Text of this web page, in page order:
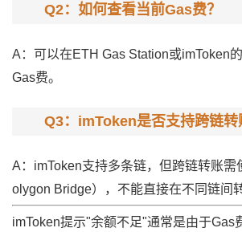
Q2：如何查看当前Gas费？
A：可以在ETH Gas Station或imToken
Gas费。
Q3：imToken是否支持跨链转
A：imToken支持多条链，但跨链转账需
olygon Bridge），不能直接在不同链间
imToken提示"余额不足"通常是由于Gas